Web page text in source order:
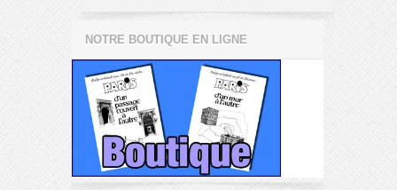
NOTRE BOUTIQUE EN LIGNE